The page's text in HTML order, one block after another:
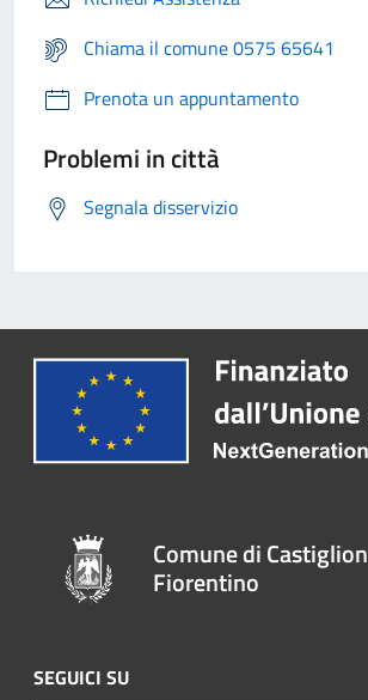
Chiama il comune 0575 65641
Prenota un appuntamento
Problemi in città
Segnala disservizio
Comune di Castiglion
Fiorentino
SEGUICI SU